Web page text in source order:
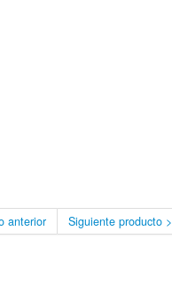
anterior Siguiente producto >